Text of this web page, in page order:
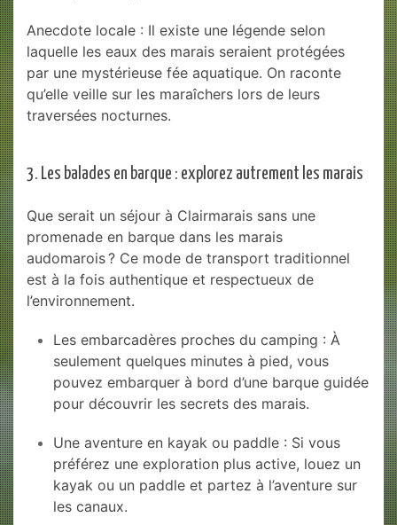
Anecdote locale : Il existe une légende selon
laquelle les eaux des marais seraient protégées
par une mystérieuse fée aquatique. On raconte
qu’elle veille sur les maraîchers lors de leurs
traversées nocturnes.
3. Les balades en barque : explorez autrement les marais
Que serait un séjour à Clairmarais sans une
promenade en barque dans les marais
audomarois ? Ce mode de transport traditionnel
est à la fois authentique et respectueux de
l’environnement.
Les embarcadères proches du camping : À
seulement quelques minutes à pied, vous
pouvez embarquer à bord d’une barque guidée
pour découvrir les secrets des marais.
Une aventure en kayak ou paddle : Si vous
préférez une exploration plus active, louez un
kayak ou un paddle et partez à l’aventure sur
les canaux.